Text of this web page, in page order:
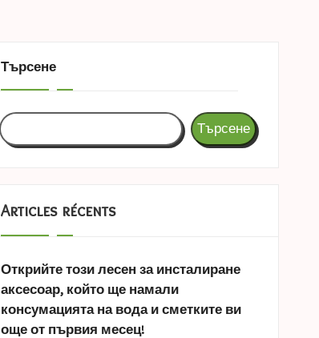
Търсене
Търсене
Articles récents
Открийте този лесен за инсталиране
аксесоар, който ще намали
консумацията на вода и сметките ви
още от първия месец!